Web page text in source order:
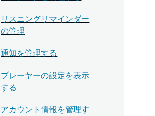
リスニングリマインダー
の管理
通知を管理する
プレーヤーの設定を表示
する
アカウント情報を管理す